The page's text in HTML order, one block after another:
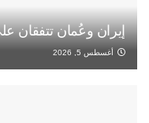
إيران وعُمان تتفقان
أغسطس 5, 2026